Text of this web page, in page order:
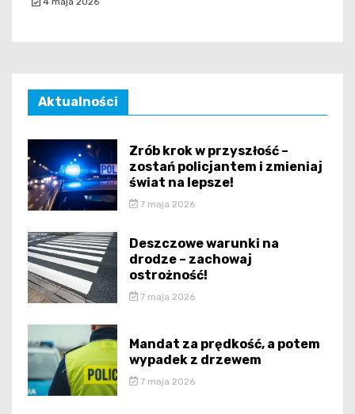
Aktualności
Zrób krok w przyszłość –
zostań policjantem i zmieniaj
świat na lepsze!
7 maja 2026
Deszczowe warunki na
drodze – zachowaj
ostrożność!
7 maja 2026
Mandat za prędkość, a potem
wypadek z drzewem
7 maja 2026